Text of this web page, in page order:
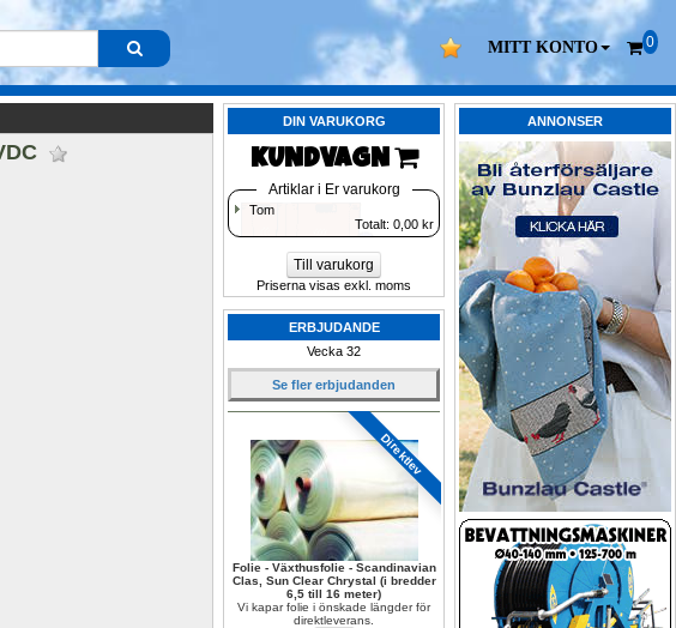
MITT KONTO 0
ANNONSER
DIN VARUKORG
KUNDVAGN
Artiklar i Er varukorg
Tom
Totalt: 0,00 kr
Till varukorg
Priserna visas exkl. moms
ERBJUDANDE
Vecka 32
Se fler erbjudanden
Direktlev
Folie - Växthusfolie - Scandinavian
Clas, Sun Clear Chrystal (i bredder
6,5 till 16 meter)
Vi kapar folie i önskade längder för
direktleverans.